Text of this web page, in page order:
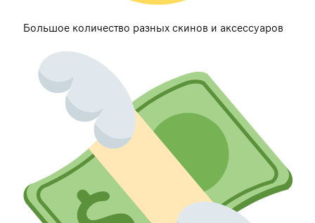
Большое количество разных скинов и аксессуаров